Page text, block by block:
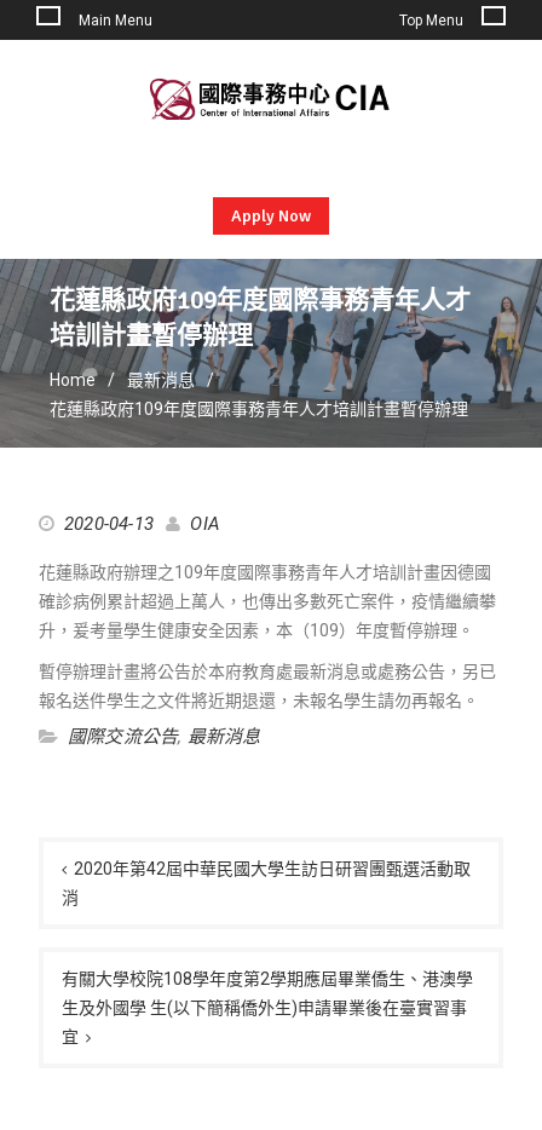
Main Menu Top Menu
Apply Now
花蓮縣政府109年度國際事務青年人才
培訓計畫暫停辦理
Home
最新消息
花蓮縣政府109年度國際事務青年人才培訓計畫暫停辦理
2020-04-13 OIA
花蓮縣政府辦理之109年度國際事務青年人才培訓計畫因德國
確診病例累計超過上萬人，也傳出多數死亡案件，疫情繼續攀
升，爰考量學生健康安全因素，本（109）年度暫停辦理。
暫停辦理計畫將公告於本府教育處最新消息或處務公告，另已
報名送件學生之文件將近期退還，未報名學生請勿再報名。
國際交流公告, 最新消息
章
導
2020年第42屆中華民國大學生訪日研習團甄選活動取
消
有關大學校院108學年度第2學期應屆畢業僑生、港澳學
生及外國學 生(以下簡稱僑外生)申請畢業後在臺實習事
宜